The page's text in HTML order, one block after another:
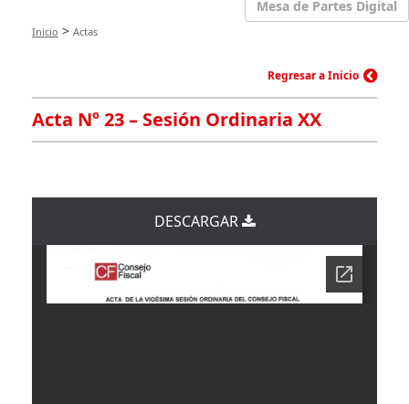
Mesa de Partes Digital
Inicio > Actas
Regresar a Inicio
Acta Nº 23 – Sesión Ordinaria XX
DESCARGAR